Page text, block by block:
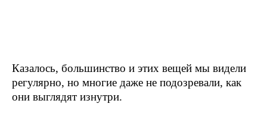
Казалось, большинство и этих вещей мы видели
регулярно, но многие даже не подозревали, как
они выглядят изнутри.